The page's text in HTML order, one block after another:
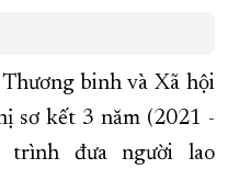
CẮT ĐIỆN
TRIỂN TỈNH KHÁNH HÒA
binh và Xã hội
sơ kết 3 năm (2021 -
trình đưa người lao